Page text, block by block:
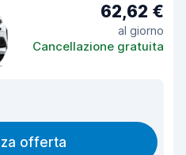
62,62 €
al giorno
Cancellazione gratuita
offerta